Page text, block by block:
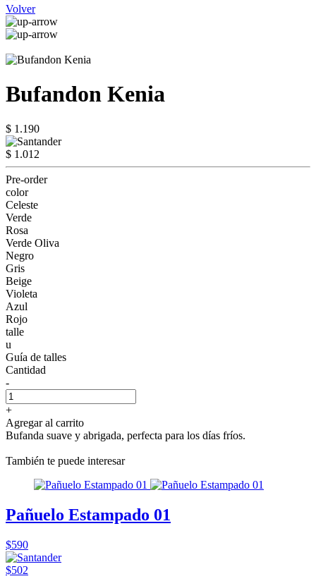
Volver
Bufandon Kenia
$ 1.190
$ 1.012
Pre-order
color
Celeste
Verde
Rosa
Verde Oliva
Negro
Gris
Beige
Violeta
Azul
Rojo
talle
u
Guía de talles
Cantidad
-
+
Agregar al carrito
Bufanda suave y abrigada, perfecta para los días fríos.
También te puede interesar
Pañuelo Estampado 01
$590
$502